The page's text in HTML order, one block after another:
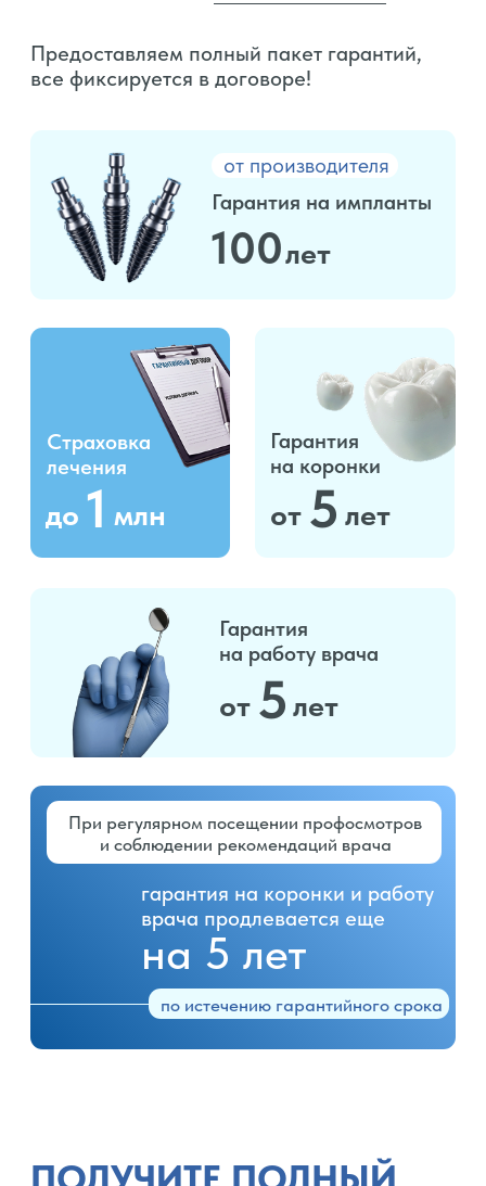
+7 (495) 182-35-68
парковка
P
© 2026. ООО «Гуд-дент». Все права защищены
Политика конфиденциальности
Согласие на обработку персональных данных
Информация на сайте не является публичной офертой.
ПРОТИВОПОКАЗАНИЯ,НЕОБХОДИМА
Реквизиты и лицензия
Материал подготовлен в информационных
целях. Имена и детали могут быть изменены.
Описанный опыт индивидуален и может не
совпадать с результатами в других
клинических случаях
Любое использование либо копирование материалов или
элементов дизайна и оформления запрещено